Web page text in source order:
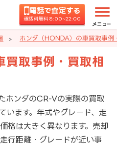
電話で査定する
通話料無料 8:00~22:00
メニュー
ホンダ（HONDA）の車買取事例
取事例・買取相
ホンダのCR-Vの実際の買取
います。年式やグレード、走
格は大きく異なります。売却
行距離・グレードが近い事